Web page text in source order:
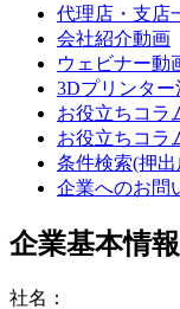
代理店・支店
会社紹介動画
ウェビナー動
3Dプリンター
お役立ちコラ
お役立ちコラ
条件検索(押
企業へのお問
企業基本情報
社名：